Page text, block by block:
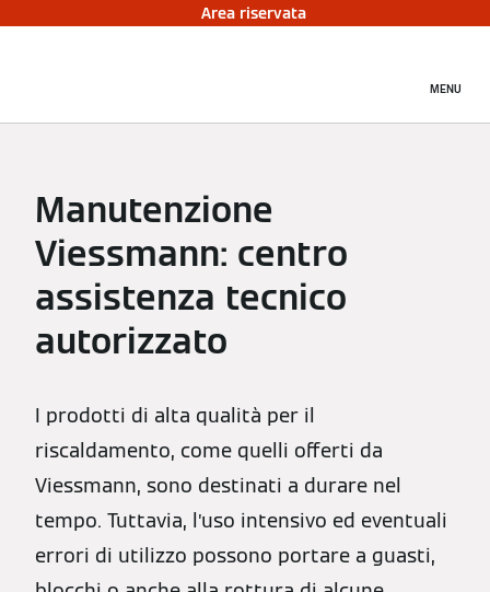
Area riservata
MENU
Manutenzione
Viessmann: centro
assistenza tecnico
autorizzato
I prodotti di alta qualità per il
riscaldamento, come quelli offerti da
Viessmann, sono destinati a durare nel
tempo. Tuttavia, l’uso intensivo ed eventuali
errori di utilizzo possono portare a guasti,